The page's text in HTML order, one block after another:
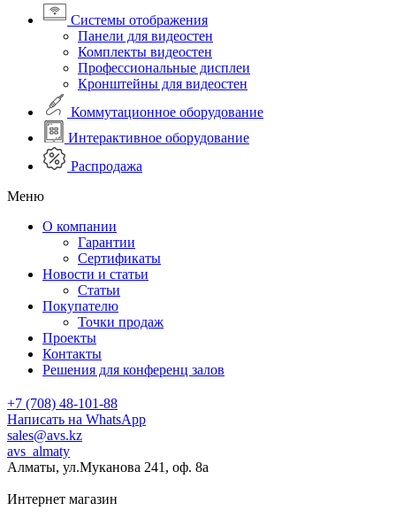
Системы отображения
Панели для видеостен
Комплекты видеостен
Профессиональные дисплеи
Кронштейны для видеостен
Коммутационное оборудование
Интерактивное оборудование
Распродажа
Меню
О компании
Гарантии
Сертификаты
Новости и статьи
Статьи
Покупателю
Точки продаж
Проекты
Контакты
Решения для конференц залов
+7 (708) 48-101-88
Написать на WhatsApp
sales@avs.kz
avs_almaty
Алматы, ул.Муканова 241, оф. 8а
Интернет магазин